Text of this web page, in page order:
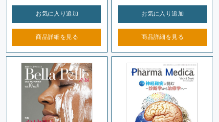
お気に入り追加
商品詳細を 見る
お気に入り追加
商品詳細を 見る